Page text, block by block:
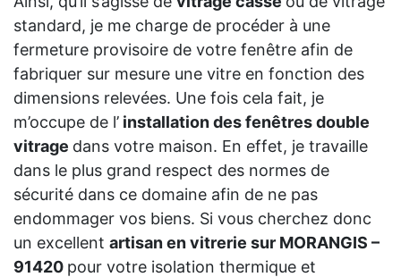
standard, je me charge de procéder à une
fermeture provisoire de votre fenêtre afin de
fabriquer sur mesure une vitre en fonction des
dimensions relevées. Une fois cela fait, je
m’occupe de l’ installation des fenêtres double
vitrage dans votre maison. En effet, je travaille
dans le plus grand respect des normes de
sécurité dans ce domaine afin de ne pas
endommager vos biens. Si vous cherchez donc
un excellent artisan en vitrerie sur MORANGIS –
91420 pour votre isolation thermique et